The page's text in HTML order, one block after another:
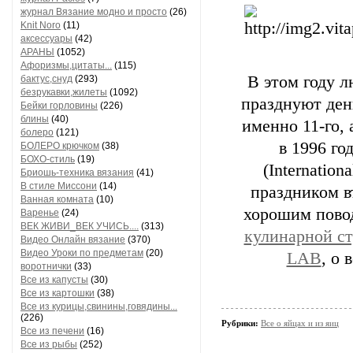
журнал Вязание модно и просто (26)
Knit Noro (11)
аксессуары (42)
АРАНЫ (1052)
Афоризмы,цитаты... (115)
бактус,снуд (293)
безрукавки,жилеты (1092)
Бейки горловины (226)
блины (40)
болеро (121)
БОЛЕРО крючком (38)
БОХО-стиль (19)
Бриошь-техника вязания (41)
В стиле Миссони (14)
Ванная комната (10)
Варенье (24)
ВЕК ЖИВИ_ВЕК УЧИСЬ.... (313)
Видео Онлайн вязание (370)
Видео Уроки по предметам (20)
воротнички (33)
Все из капусты (30)
Все из картошки (38)
Все из курицы,свинины,говядины...
(226)
Все из печени (16)
Все из рыбы (252)
В этом году
празднуют
именно 11-го,
в 1996
праздником
хорошим
кулинарной
LAB, о
Рубрики: Все о яйцах и из яиц